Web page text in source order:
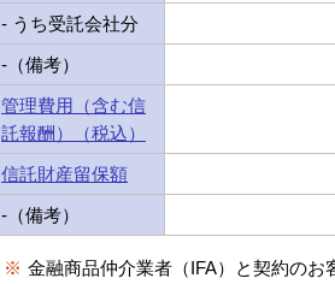
- うち受託会社分
-（備考）
管理費用（含む信
託報酬）（税込）
信託財産留保額
-（備考）
※ 金融商品仲介業者（IFA）と契約のお